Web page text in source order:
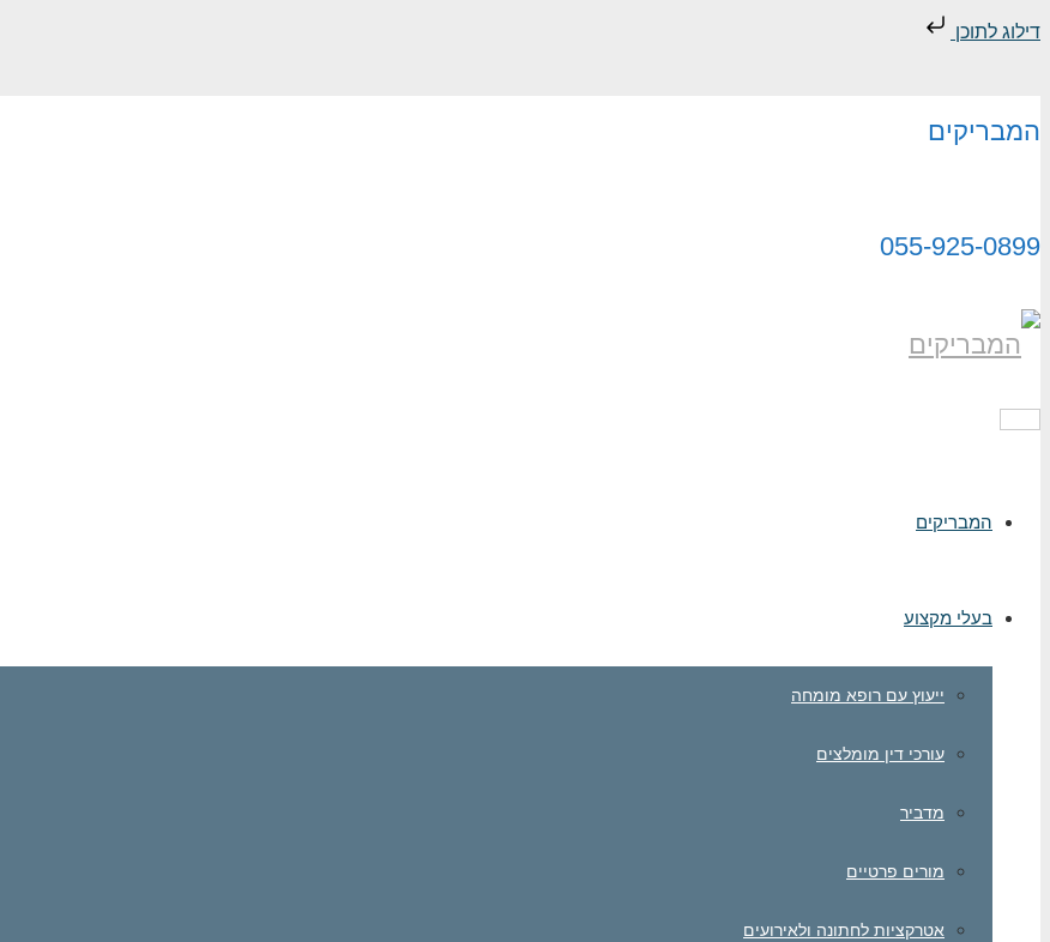
דילוג לתוכן
המבריקים
055-925-0899
תפריט
המבריקים
בעלי מקצוע
ייעוץ עם רופא מומחה
עורכי דין מומלצים
מדביר
מורים פרטיים
אטרקציות לחתונה ולאירועים